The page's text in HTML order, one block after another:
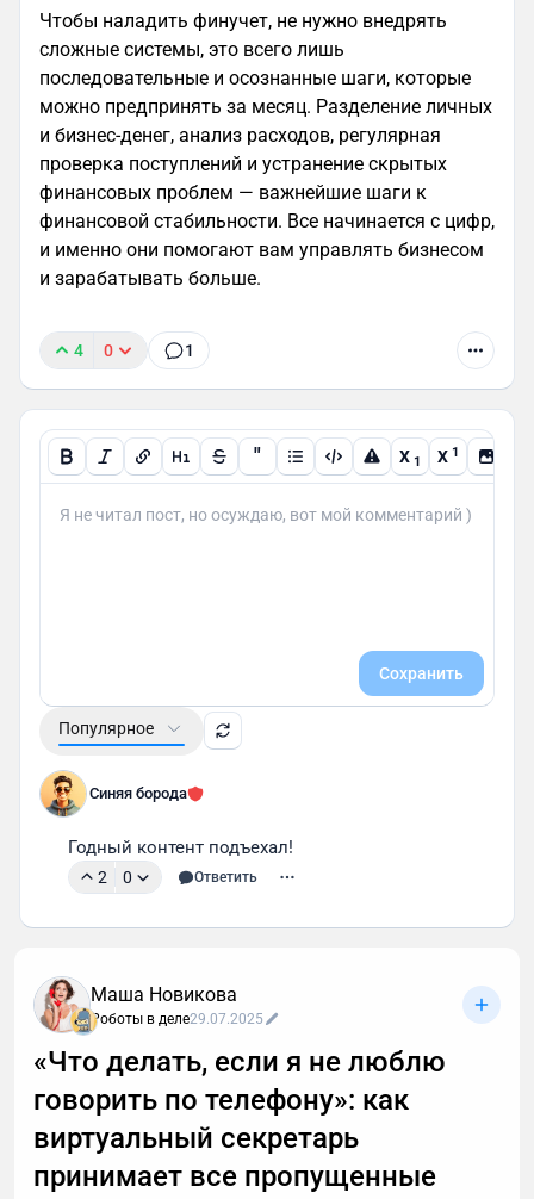
Чтобы наладить финучет, не нужно внедрять
сложные системы, это всего лишь
последовательные и осознанные шаги, которые
можно предпринять за месяц. Разделение личных
и бизнес-денег, анализ расходов, регулярная
проверка поступлений и устранение скрытых
финансовых проблем — важнейшие шаги к
финансовой стабильности. Все начинается с цифр,
и именно они помогают вам управлять бизнесом
и зарабатывать больше.
4 0 1
" X 1 X 1
Сохранить
Популярное
Синяя борода
Годный контент подъехал!
2 0 Ответить
Маша Новикова
Роботы в деле29.07.2025
«Что делать, если я не люблю
говорить по телефону»: как
виртуальный секретарь
принимает все пропущенные